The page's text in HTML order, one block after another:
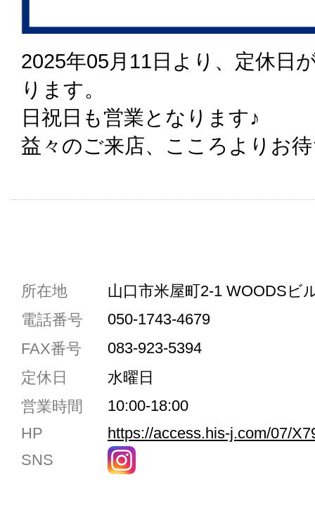
2025年05月11日より、定休日
ります。
日祝日も営業となります♪
益々のご来店、こころよりお
共通駐車券加盟店
共用トイレ
女性用トイレ
ベビールーム
禁煙
所在地
山口市米屋町2-1 WOODSビ
電話番号
050-1743-4679
FAX番号
083-923-5394
定休日
水曜日
営業時間
10:00-18:00
HP
https://access.his-j.com/07/
SNS